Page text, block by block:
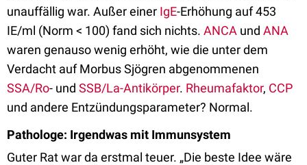
unauffällig war. Außer einer IgE-Erhöhung auf 453
IE/ml (Norm < 100) fand sich nichts. ANCA und ANA
waren genauso wenig erhöht, wie die unter dem
Verdacht auf Morbus Sjögren abgenommenen
SSA/Ro- und SSB/La-Antikörper. Rheumafaktor, CCP
und andere Entzündungsparameter? Normal.
Pathologe: Irgendwas mit Immunsystem
Guter Rat war da erstmal teuer. „Die beste Idee wäre